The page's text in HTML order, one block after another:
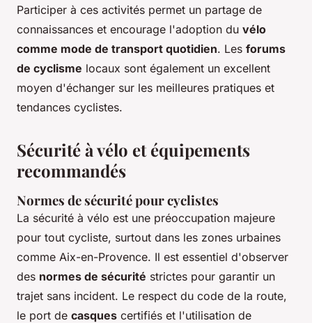
Participer à ces activités permet un partage de
connaissances et encourage l'adoption du vélo
comme mode de transport quotidien. Les forums
de cyclisme locaux sont également un excellent
moyen d'échanger sur les meilleures pratiques et
tendances cyclistes.
Sécurité à vélo et équipements
recommandés
Normes de sécurité pour cyclistes
La sécurité à vélo est une préoccupation majeure
pour tout cycliste, surtout dans les zones urbaines
comme Aix-en-Provence. Il est essentiel d'observer
des normes de sécurité strictes pour garantir un
trajet sans incident. Le respect du code de la route,
le port de casques certifiés et l'utilisation de